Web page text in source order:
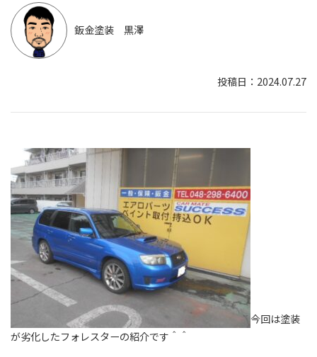
鈑金塗装 黒澤
2024.07.27
今回は塗装
が劣化したフォレスターの紹介です＾＾